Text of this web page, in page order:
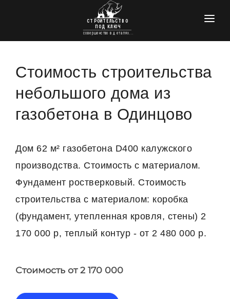
ГЛАВНАЯ
ЭЛЕКТРОМОНТАЖНЫЕ РАБОТЫ
ФУНДАМЕНТЫ
ОТДЕЛКА И РЕМОНТ
КОНТАКТЫ
Стоимость строительства
небольшого дома из
газобетона в Одинцово
Дом 62 м² газобетона D400 калужского
производства. Стоимость с материалом.
Фундамент ростверковый. Стоимость
строительства с материалом: коробка
(фундамент, утепленная кровля, стены) 2
170 000 р, теплый контур - от 2 480 000 р.
Стоимость от 2 170 000